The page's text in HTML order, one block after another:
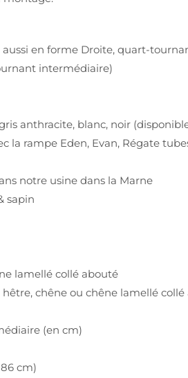
en forme Droite, quart-
intermédiaire)
anthracite, blanc, noir
la rampe Eden, Evan, Régate
notre usine dans la Marne
sapin
lamellé collé abouté
chêne ou chêne lamellé collé
(en cm)
cm)